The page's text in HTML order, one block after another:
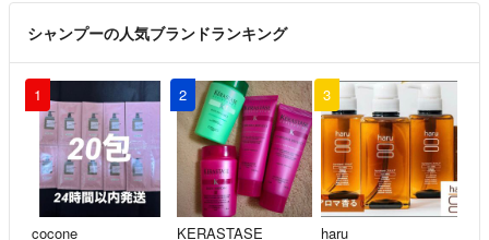
シャンプーの人気ブランドランキング
1
cocone
2
KERASTASE
3
haru